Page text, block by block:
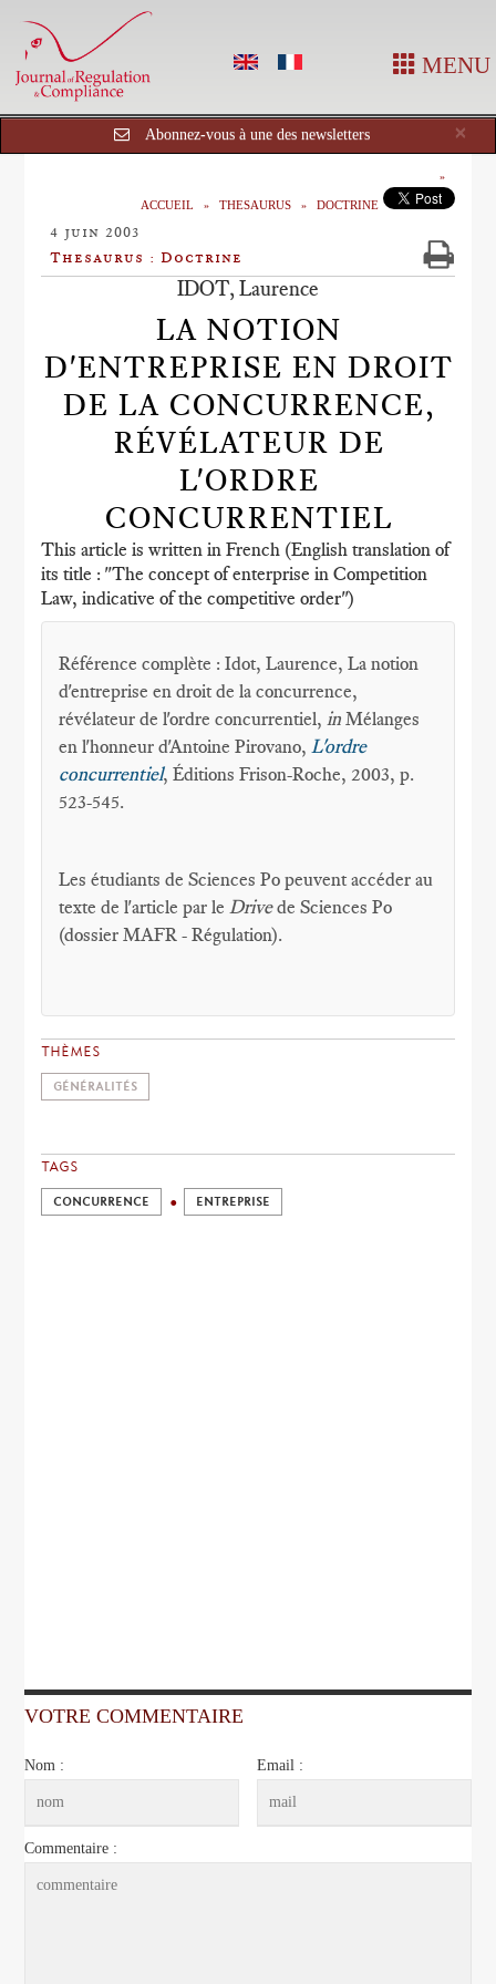
MENU
×
Abonnez-vous à une des newsletters
ACCUEIL THESAURUS DOCTRINE
4 juin 2003
Thesaurus : Doctrine
IDOT, Laurence
LA NOTION
D'ENTREPRISE EN DROIT
DE LA CONCURRENCE,
RÉVÉLATEUR DE
L'ORDRE
CONCURRENTIEL
This article is written in French (English translation of
its title : "The concept of enterprise in Competition
Law, indicative of the competitive order")
Référence complète : Idot, Laurence, La notion
d'entreprise en droit de la concurrence,
révélateur de l'ordre concurrentiel,inMélanges
en l'honneur d'Antoine Pirovano,L'ordre
concurrentiel, Éditions Frison-Roche, 2003, p.
523-545.
Les étudiants de Sciences Po peuvent accéder au
texte de l'article par leDrivede Sciences Po
(dossier MAFR - Régulation).
THÈMES
GÉNÉRALITÉS
TAGS
CONCURRENCE ENTREPRISE
VOTRE COMMENTAIRE
Nom : Email :
Commentaire :